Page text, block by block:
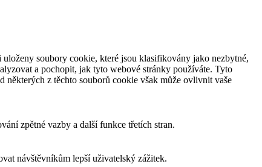
soubory cookie, které jsou klasifikovány jako nezbytné,
a pochopit, jak tyto webové stránky používáte. Tyto
některých z těchto souborů cookie však může ovlivnit vaše
zpětné vazby a další funkce třetích stran.
návštěvníkům lepší uživatelský zážitek.